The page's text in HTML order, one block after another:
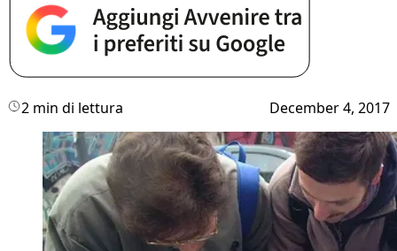
2 min di lettura December 4, 2017